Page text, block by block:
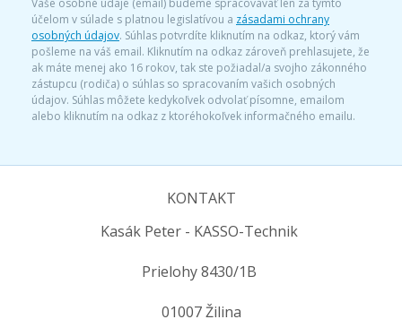
Vaše osobné údaje (email) budeme spracovávať len za týmto
účelom v súlade s platnou legislatívou a zásadami ochrany
osobných údajov. Súhlas potvrdíte kliknutím na odkaz, ktorý vám
pošleme na váš email. Kliknutím na odkaz zároveň prehlasujete, že
ak máte menej ako 16 rokov, tak ste požiadal/a svojho zákonného
zástupcu (rodiča) o súhlas so spracovaním vašich osobných
údajov. Súhlas môžete kedykoľvek odvolať písomne, emailom
alebo kliknutím na odkaz z ktoréhokoľvek informačného emailu.
KONTAKT
Kasák Peter - KASSO-Technik
Prielohy 8430/1B
01007 Žilina